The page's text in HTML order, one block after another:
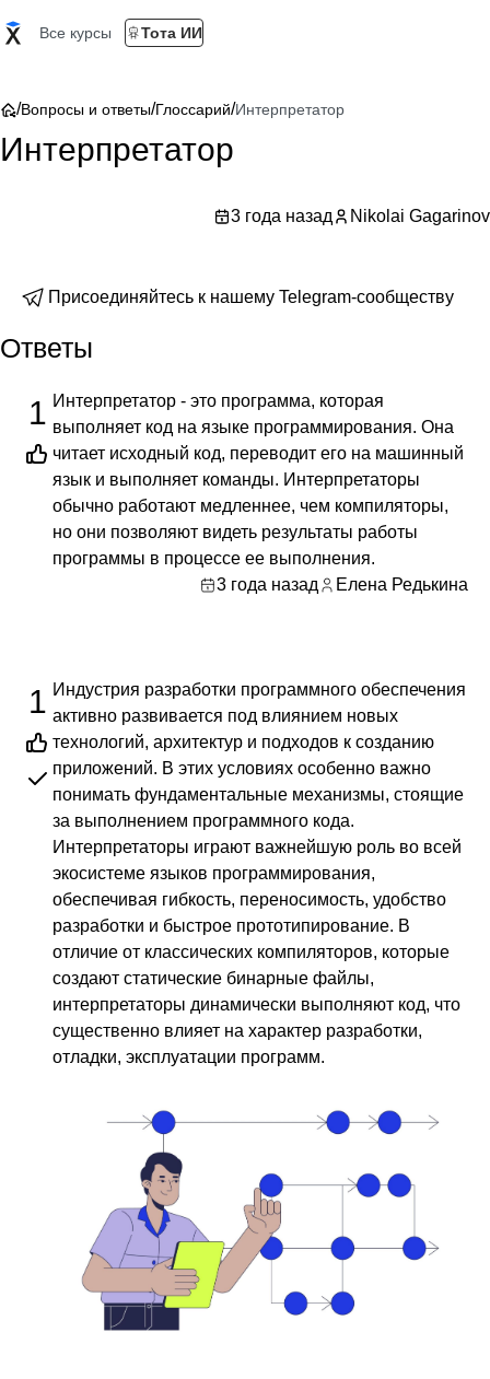
Все курсы Тота ИИ
/Вопросы и ответы/Глоссарий/Интерпретатор
Интерпретатор
3 года назад Nikolai Gagarinov
Присоединяйтесь к нашему Telegram-сообществу
Ответы
1 Интерпретатор - это программа, которая
выполняет код на языке программирования. Она
читает исходный код, переводит его на машинный
язык и выполняет команды. Интерпретаторы
обычно работают медленнее, чем компиляторы,
но они позволяют видеть результаты работы
программы в процессе ее выполнения.
3 года назад
Елена Редькина
1 Индустрия разработки программного обеспечения
активно развивается под влиянием новых
технологий, архитектур и подходов к созданию
приложений. В этих условиях особенно важно
понимать фундаментальные механизмы, стоящие
за выполнением программного кода.
Интерпретаторы играют важнейшую роль во всей
экосистеме языков программирования,
обеспечивая гибкость, переносимость, удобство
разработки и быстрое прототипирование. В
отличие от классических компиляторов, которые
создают статические бинарные файлы,
интерпретаторы динамически выполняют код, что
существенно влияет на характер разработки,
отладки, эксплуатации программ.